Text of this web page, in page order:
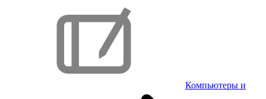
Компьютеры и